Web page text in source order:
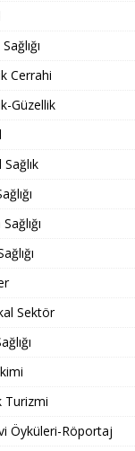
Cerrahi
Güzellik
Sektör
Turizmi
Öyküleri-Röportaj